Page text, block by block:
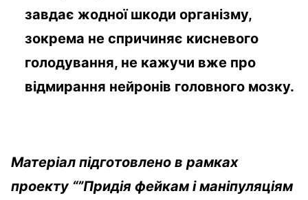
завдає жодної шкоди організму,
зокрема не спричиняє кисневого
голодування, не кажучи вже про
відмирання нейронів головного мозку.
Матеріал підготовлено в рамках
проекту “”Придія фейкам і маніпуляціям